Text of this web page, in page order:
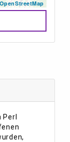
OpenStreetMap